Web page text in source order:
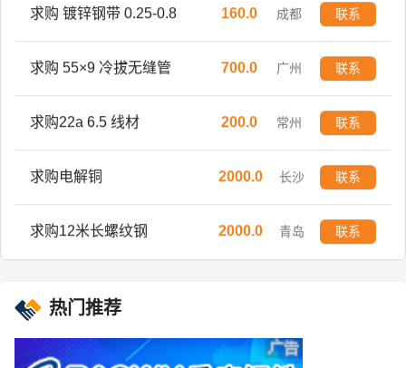
求购 镀锌钢带 0.25-0.8 160.0 成都 联系
求购 55×9 冷拔无缝管 700.0 广州 联系
求购22a 6.5 线材 200.0 常州 联系
求购电解铜 2000.0 长沙 联系
求购12米长螺纹钢 2000.0 青岛 联系
求购 8CrMoAlA 流体管 300.0 聊城
热门推荐